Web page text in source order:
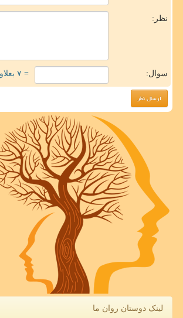
نظر:
سوال: = ۷ بعلاوه ۵
لینک دوستان روان ما